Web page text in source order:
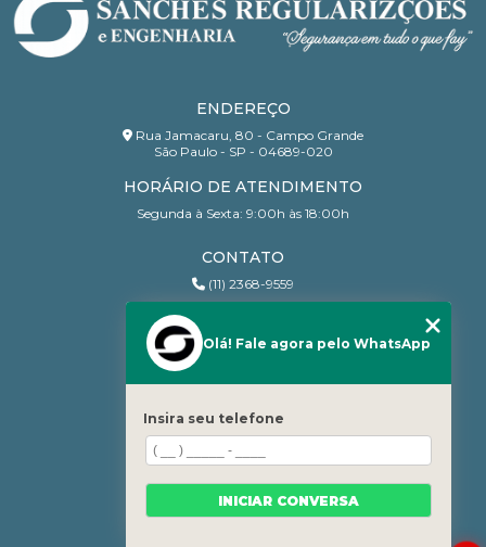
ENDEREÇO
Rua Jamacaru, 80 - Campo Grande
São Paulo - SP - 04689-020
HORÁRIO DE ATENDIMENTO
Segunda à Sexta: 9:00h às 18:00h
CONTATO
(11) 2368-9559
contato@sanchesri.com.br
Quem Somos
Blog
Serviços
Contato
Olá! Fale agora pelo WhatsApp
Insira seu telefone
INICIAR CONVERSA